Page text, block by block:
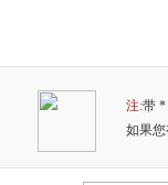
注:带 *
如果